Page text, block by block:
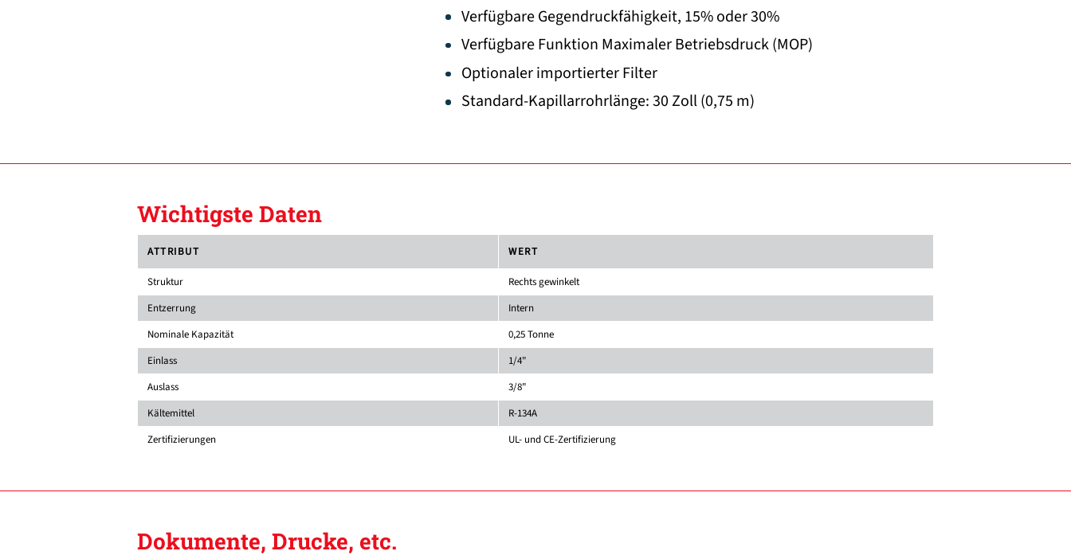
Verfügbare Gegendruckfähigkeit, 15% oder 30%
Verfügbare Funktion Maximaler Betriebsdruck (MOP)
Optionaler importierter Filter
Standard-Kapillarrohrlänge: 30 Zoll (0,75 m)
Wichtigste Daten
ATTRIBUT WERT
Struktur
Rechts gewinkelt
Entzerrung
Intern
Nominale Kapazität
0,25 Tonne
Einlass
1/4"
Auslass
3/8"
Kältemittel
R-134A
Zertifizierungen
UL- und CE-Zertifizierung
Dokumente, Drucke, etc.